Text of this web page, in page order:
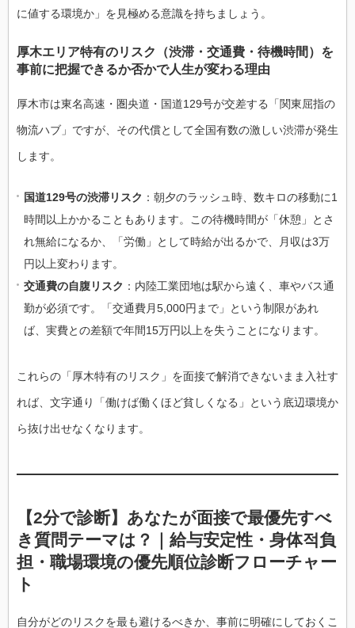
に値する環境か」を見極める意識を持ちましょう。
厚木エリア特有のリスク（渋滞・交通費・待機時間）を
事前に把握できるか否かで人生が変わる理由
厚木市は東名高速・圏央道・国道129号が交差する「関東屈指の
物流ハブ」ですが、その代償として全国有数の激しい渋滞が発生
します。
国道129号の渋滞リスク ：朝夕のラッシュ時、数キロの移動に1
時間以上かかることもあります。この待機時間が「休憩」とさ
れ無給になるか、「労働」として時給が出るかで、月収は3万
円以上変わります。
交通費の自腹リスク ：内陸工業団地は駅から遠く、車やバス通
勤が必須です。「交通費月5,000円まで」という制限があれ
ば、実費との差額で年間15万円以上を失うことになります。
これらの「厚木特有のリスク」を面接で解消できないまま入社す
れば、文字通り「働けば働くほど貧しくなる」という底辺環境か
ら抜け出せなくなります。
【2分で診断】あなたが面接で最優先すべ
き質問テーマは？｜給与安定性・身体적負
担・職場環境の優先順位診断フローチャー
ト
自分がどのリスクを最も避けるべきか、事前に明確にしておくこ